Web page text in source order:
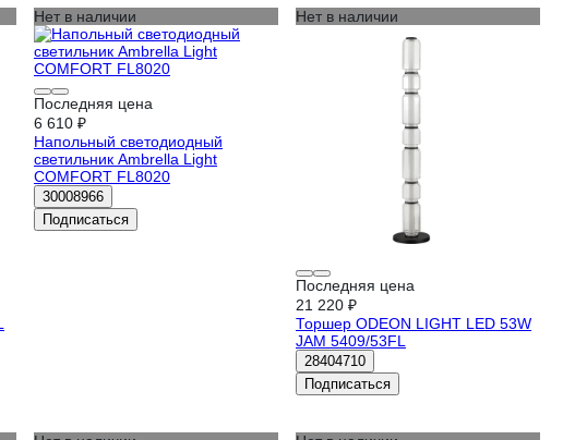
Нет в наличии
Последняя цена
6 610 ₽
Напольный светодиодный
светильник Ambrella Light
COMFORT FL8020
30008966
Подписаться
Нет в наличии
Последняя цена
21 220 ₽
Торшер ODEON LIGHT LED 53W
JAM 5409/53FL
28404710
Подписаться